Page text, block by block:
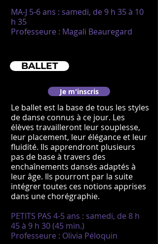
MA-J 5-6 ans : samedi, de 9 h 35 à 10
h 35
Professeure : Magali Beauregard
BALLET
Je m'inscris
Le ballet est la base de tous les styles
de danse connus à ce jour. Les
élèves travailleront leur souplesse,
leur placement, leur élégance et leur
fluidité. Ils apprendront plusieurs
pas de base à travers des
enchaînements dansés adaptés à
leur âge. Ils pourront par la suite
intégrer toutes ces notions apprises
dans une chorégraphie.
PETITS PAS 4-5 ans : samedi, de 8 h
45 à 9 h 30 (45 min.)
Professeure : Olivia Péloquin